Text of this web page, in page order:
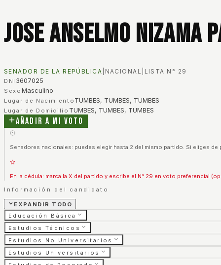
Jose Anselmo Nizama
SENADOR DE LA REPÚBLICA NACIONAL LISTA N° 29
DNI 3607025
Sexo Masculino
Lugar de Nacimiento TUMBES, TUMBES, TUMBES
Lugar de Domicilio TUMBES, TUMBES, TUMBES
Añadir a mi voto
Senadores nacionales: puedes elegir hasta 2 del mismo partido. Si eliges
En la cédula: marca la X del partido y escribe el N° 29 en voto preferencial
Información del candidato
EXPANDIR TODO
Educación Básica
Estudios Técnicos
Estudios No Universitarios
Estudios Universitarios